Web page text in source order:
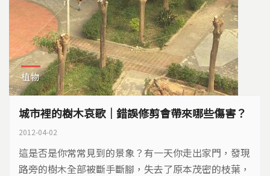
植物
城市裡的樹木哀歌｜錯誤修剪會帶來哪些傷害？
2012-04-02
這是否是你常常見到的景象？有一天你走出家門，發現
路旁的樹木全部被斷手斷腳，失去了原本茂密的枝葉，